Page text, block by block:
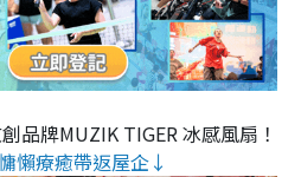
品牌MUZIK TIGER 冰感風扇！
懶療癒帶返屋企↓